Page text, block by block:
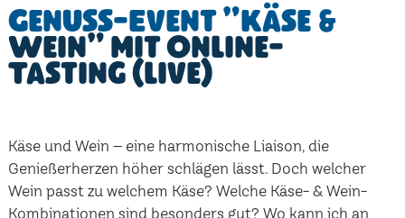
Genuss-Event "Käse &
Wein" mit Online-
Tasting (live)
Käse und Wein – eine harmonische Liaison, die
Genießerherzen höher schlägen lässt. Doch welcher
Wein passt zu welchem Käse? Welche Käse- & Wein-
Kombinationen sind besonders gut? Wo kann ich an